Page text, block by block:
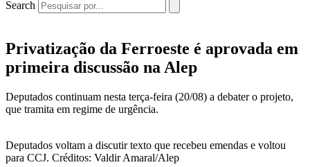
Search
Privatização da Ferroeste é aprovada em
primeira discussão na Alep
Deputados continuam nesta terça-feira (20/08) a debater o projeto,
que tramita em regime de urgência.
Deputados voltam a discutir texto que recebeu emendas e voltou
para CCJ. Créditos: Valdir Amaral/Alep